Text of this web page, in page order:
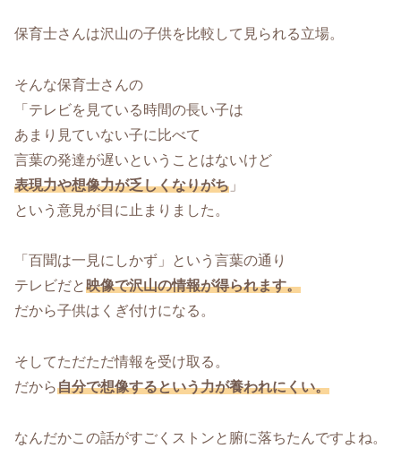
保育士さんは沢山の子供を比較して見られる立場。
そんな保育士さんの
「テレビを見ている時間の長い子は
あまり見ていない子に比べて
言葉の発達が遅いということはないけど
表現力や想像力が乏しくなりがち 」
という意見が目に止まりました。
「百聞は一見にしかず」という言葉の通り
テレビだと映像で沢山の情報が得られます。
だから子供はくぎ付けになる。
そしてただただ情報を受け取る。
だから自分で想像するという力が養われにくい。
なんだかこの話がすごくストンと腑に落ちたんですよね。